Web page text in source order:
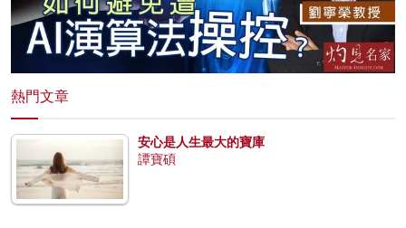
熱門文章
安心是人生最大的寶庫
譚寶碩